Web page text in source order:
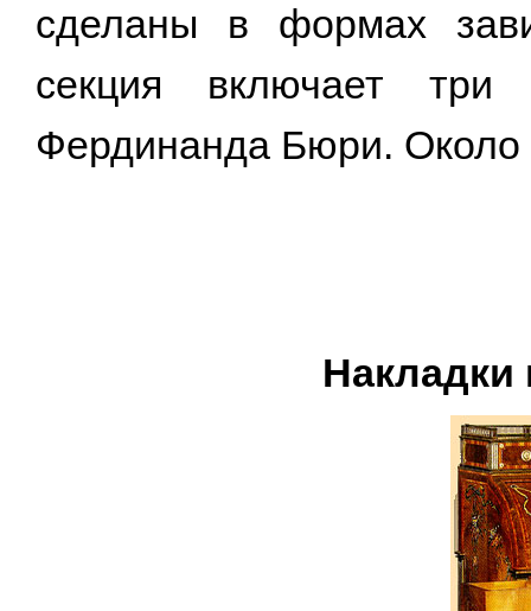
сделаны в формах
секция включает
Фердинанда Бюри. Около
Накладки